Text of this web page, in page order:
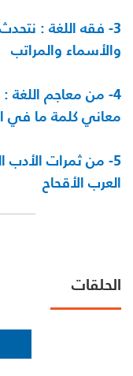
3- فقه اللغة :
والأسماء والمراتب
4- من معاجم اللغة
معاني كلمة ما في
5- من ثمرات الأدب
العرب الأقحاح
الحلقات